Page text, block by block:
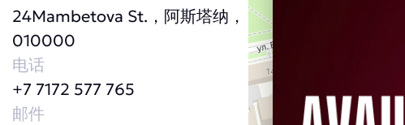
24Mambetova St.，阿斯塔纳，
010000
电话
+7 7172 577 765
邮件